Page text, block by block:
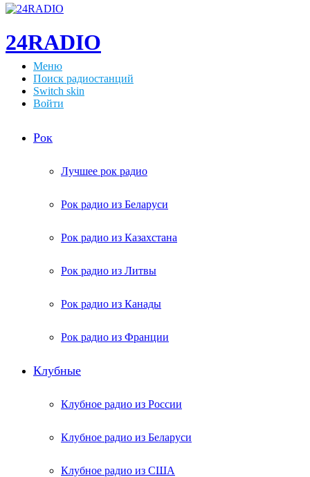
24RADIO
Меню
Поиск радиостанций
Switch skin
Войти
Рок
Лучшее рок радио
Рок радио из Беларуси
Рок радио из Казахстана
Рок радио из Литвы
Рок радио из Канады
Рок радио из Франции
Клубные
Клубное радио из России
Клубное радио из Беларуси
Клубное радио из США